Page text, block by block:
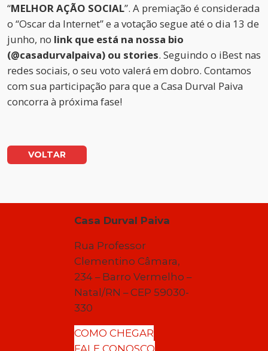
“MELHOR AÇÃO SOCIAL”. A premiação é considerada
o “Oscar da Internet” e a votação segue até o dia 13 de
junho, no link que está na nossa bio
(@casadurvalpaiva) ou stories. Seguindo o iBest nas
redes sociais, o seu voto valerá em dobro. Contamos
com sua participação para que a Casa Durval Paiva
concorra à próxima fase!
VOLTAR
Casa Durval Paiva
Rua Professor
Clementino Câmara,
234 – Barro Vermelho –
Natal/RN – CEP 59030-
330
COMO CHEGAR